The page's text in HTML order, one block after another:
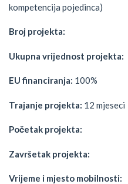
kompetencija pojedinca)
Broj projekta:
Ukupna vrijednost projekta:
EU financiranja: 100%
Trajanje projekta: 12 mjeseci
Početak projekta:
Završetak projekta:
Vrijeme i mjesto mobilnosti: